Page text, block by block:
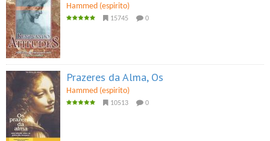
Hammed (espirito)
15745 0
Prazeres da Alma, Os
Hammed (espirito)
10513 0